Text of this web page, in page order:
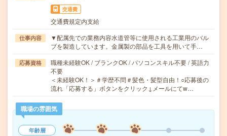
交通費
交通費規定内支給
仕事内容
▼配属先での業務内容水道管等に使用される工業用のバル
ブを製造しています。金属製の部品を工具を用いて手…
応募資格
職種未経験OK / ブランクOK / パソコンスキル不要 / 英語力
不要
＜未経験OK！＞＃学歴不問＃髪色・髪型自由！○応募後の
流れ「応募する」ボタンをクリック↓メールにてw…
職場の雰囲気
年齢層